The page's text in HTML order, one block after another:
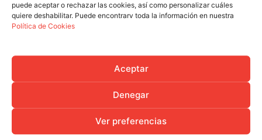
puede aceptar o rechazar las cookies, así como personalizar cuáles
quiere deshabilitar. Puede encontrarv toda la información en nuestra
Política de Cookies
Aceptar
Denegar
Ver preferencias